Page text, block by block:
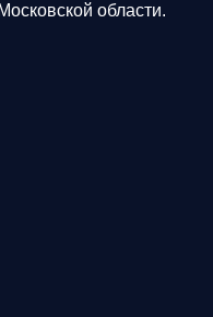
области.